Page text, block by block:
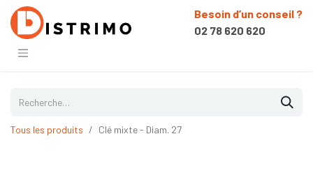
Besoin d’un conseil ?
02 78 620 620
Tous les produits Clé mixte - Diam. 27